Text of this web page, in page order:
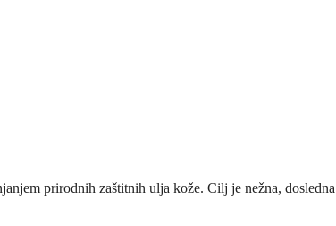
prirodnih zaštitnih ulja kože. Cilj je nežna,